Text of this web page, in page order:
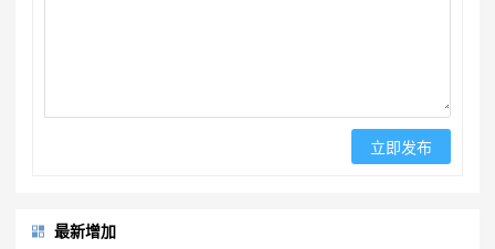
最新增加